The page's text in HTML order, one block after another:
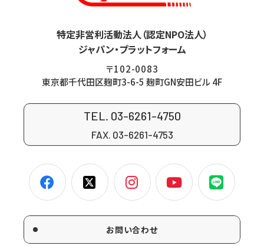
特定非営利活動法人（認定NPO法人）
ジャパン・プラットフォーム
〒102-0083
東京都千代田区麹町3-6-5 麹町GN安田ビル 4F
TEL. 03-6261-4750
FAX. 03-6261-4753
お問い合わせ